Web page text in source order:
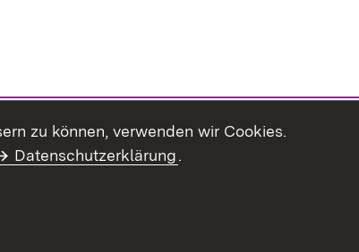
zu können, verwenden wir Cookies.
Datenschutzerklärung.